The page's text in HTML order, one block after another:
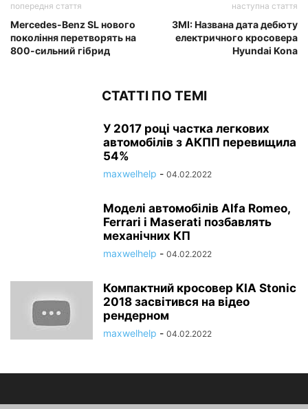
попередня стаття
Mercedes-Benz SL нового
покоління перетворять на
800-сильний гібрид
наступна стаття
ЗМІ: Названа дата дебюту
електричного кросовера
Hyundai Kona
СТАТТІ ПО ТЕМІ
У 2017 році частка легкових
автомобілів з АКПП перевищила
54%
maxwelhelp - 04.02.2022
Моделі автомобілів Alfa Romeo,
Ferrari і Maserati позбавлять
механічних КП
maxwelhelp - 04.02.2022
Компактний кросовер KIA Stonic
2018 засвітився на відео
рендерном
maxwelhelp - 04.02.2022